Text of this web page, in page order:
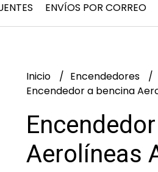
ENVÍOS POR CORREO
Inicio Encendedores
Encendedor a bencina
Aerolíneas